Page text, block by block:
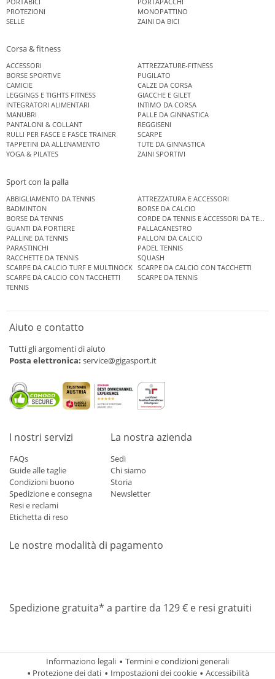
PROTEZIONI
MONOPATTINO
SELLE
ZAINI DA BICI
Corsa & fitness
ACCESSORI
ATTREZZATURE-FITNESS
BORSE SPORTIVE
PUGILATO
CAMICIE
CALZE DA CORSA
LEGGINGS E TIGHTS FITNESS
GIACCHE E GILET
INTEGRATORI ALIMENTARI
INTIMO DA CORSA
MANUBRI
PALLE DA GINNASTICA
PANTALONI & COLLANT
REGGISENI
RULLI PER FASCE E FASCE TRAINER
SCARPE
TAPPETINI DA ALLENAMENTO
TUTE DA GINNASTICA
YOGA & PILATES
ZAINI SPORTIVI
Sport con la palla
ABBIGLIAMENTO DA TENNIS
ATTREZZATURA E ACCESSORI
BADMINTON
BORSE DA CALCIO
BORSE DA TENNIS
CORDE DA TENNIS E ACCESSORI DA TENNIS
GUANTI DA PORTIERE
PALLACANESTRO
PALLINE DA TENNIS
PALLONI DA CALCIO
PARASTINCHI
PADEL TENNIS
RACCHETTE DA TENNIS
SQUASH
SCARPE DA CALCIO TURF E MULTINOCK SCARPE DA CALCIO CON TACCHETTI
SCARPE DA CALCIO CON TACCHETTI
SCARPE DA TENNIS
TENNIS
Aiuto e contatto
Tutti gli argomenti di aiuto
Posta elettronica: service@gigasport.it
I nostri servizi
FAQs
Guide alle taglie
Condizioni buono
Spedizione e consegna
Resi e reclami
Etichetta di reso
La nostra azienda
Sedi
Chi siamo
Storia
Newsletter
Le nostre modalità di pagamento
Spedizione gratuita* a partire da 129 € e resi gratuiti
Informaziono legali
Termini e condizioni generali
Protezione dei dati
Impostazioni dei cookie Accessibilità